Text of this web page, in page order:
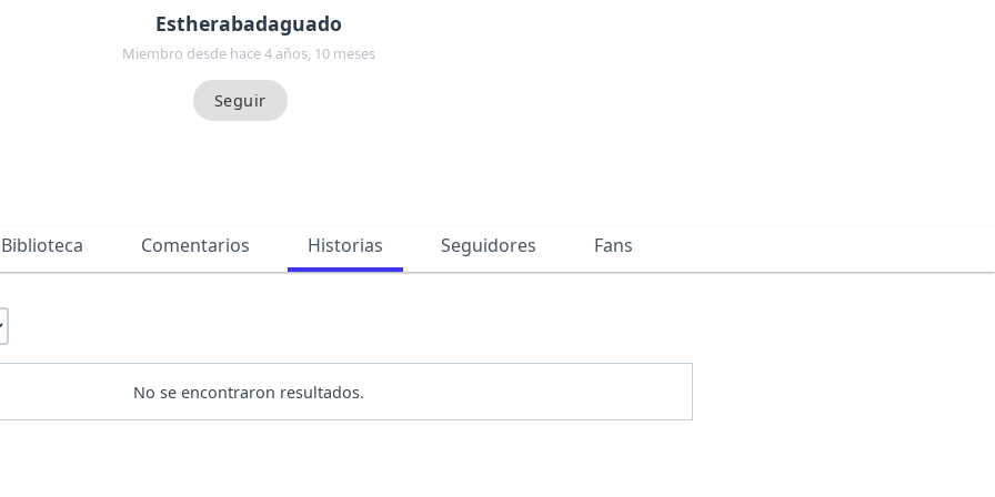
Estherabadaguado
Miembro desde hace 4 años, 10 meses
Biblioteca Comentarios Historias Seguidores Fans
No se encontraron resultados.